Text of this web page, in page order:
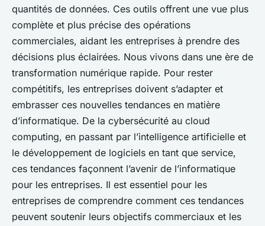
quantités de données. Ces outils offrent une vue plus
complète et plus précise des opérations
commerciales, aidant les entreprises à prendre des
décisions plus éclairées. Nous vivons dans une ère de
transformation numérique rapide. Pour rester
compétitifs, les entreprises doivent s’adapter et
embrasser ces nouvelles tendances en matière
d’informatique. De la cybersécurité au cloud
computing, en passant par l’intelligence artificielle et
le développement de logiciels en tant que service,
ces tendances façonnent l’avenir de l’informatique
pour les entreprises. Il est essentiel pour les
entreprises de comprendre comment ces tendances
peuvent soutenir leurs objectifs commerciaux et les